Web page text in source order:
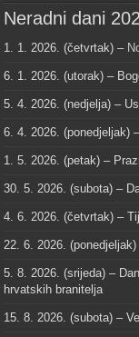
Neradni dani
1. 1. 2026. (četvrtak) –
6. 1. 2026. (utorak) –
5. 4. 2026. (nedjelja) –
6. 4. 2026. (ponedjeljak)
1. 5. 2026. (petak) –
30. 5. 2026. (subota) –
4. 6. 2026. (četvrtak) –
22. 6. 2026.
5. 8. 2026. (srijeda) –
hrvatskih branitelja
15. 8. 2026. (subota) –